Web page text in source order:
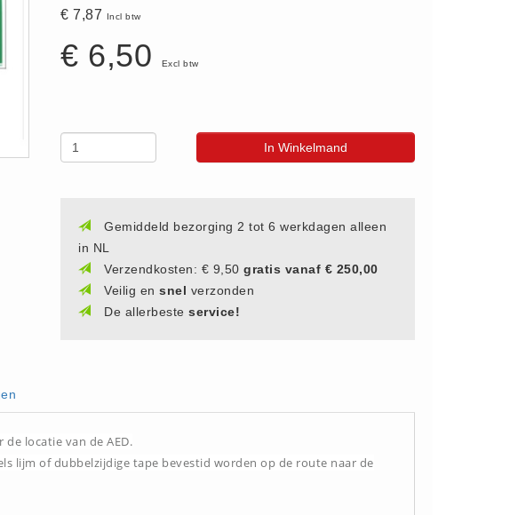
€ 7,87 Incl btw
€ 6,50 Excl btw
In Winkelmand
Gemiddeld bezorging 2 tot 6 werkdagen alleen
in NL
Verzendkosten: € 9,50gratis vanaf € 250,00
Veilig ensnel verzonden
De allerbesteservice!
locatie van de AED.
lijm of dubbelzijdige tape bevestid worden op de route naar de